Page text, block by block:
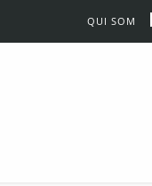
QUI SOM